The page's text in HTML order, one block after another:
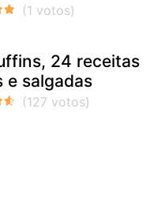
24 receitas
e salgadas